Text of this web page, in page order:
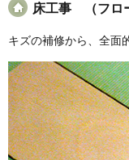
床工事 （フロ
キズの補修から、全面